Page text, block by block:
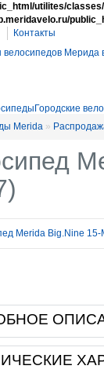
utilites/
Контакты
Городские
Merida »